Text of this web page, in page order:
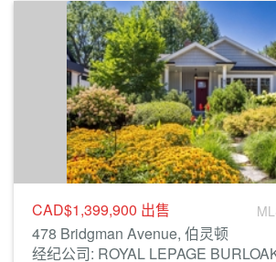
CAD$1,399,900 出售
478 Bridgman Avenue, 伯灵顿